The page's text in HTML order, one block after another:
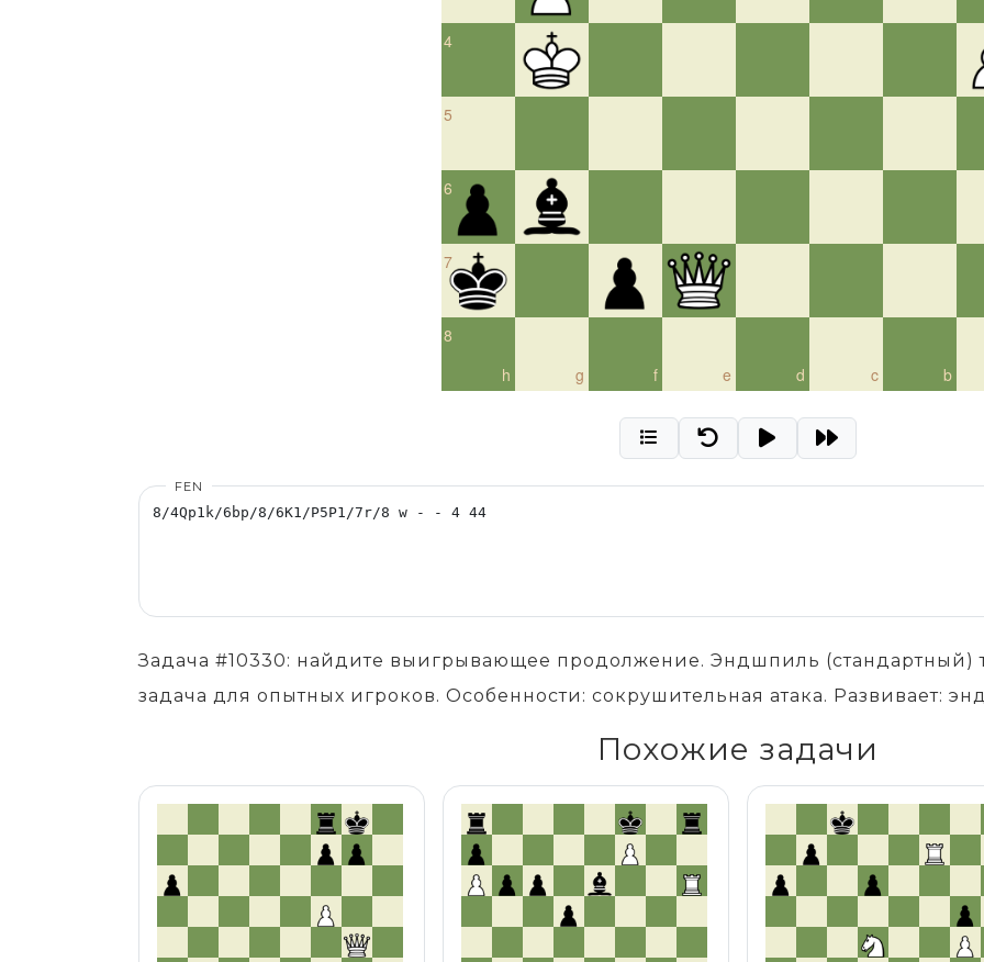
4
5
6
7
h
8
g
f e d c b
FEN
Задача #10330: найдите выигрывающее продолжение. Эндшпиль (стандартный)
задача для опытных игроков. Особенности: сокрушительная атака. Развивает:
Похожие задачи